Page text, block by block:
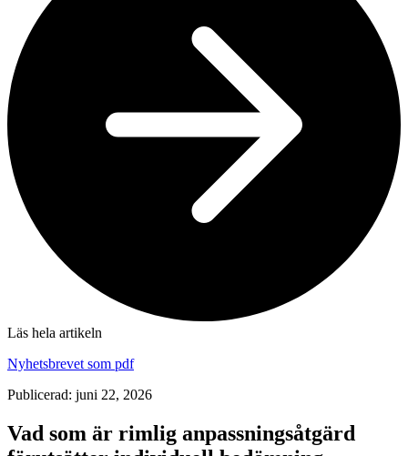
Läs hela artikeln
Nyhetsbrevet som pdf
Publicerad: juni 22, 2026
Vad som är rimlig anpassningsåtgärd